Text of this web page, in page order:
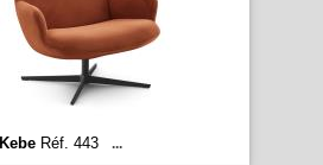
KebeRéf. 443 ...